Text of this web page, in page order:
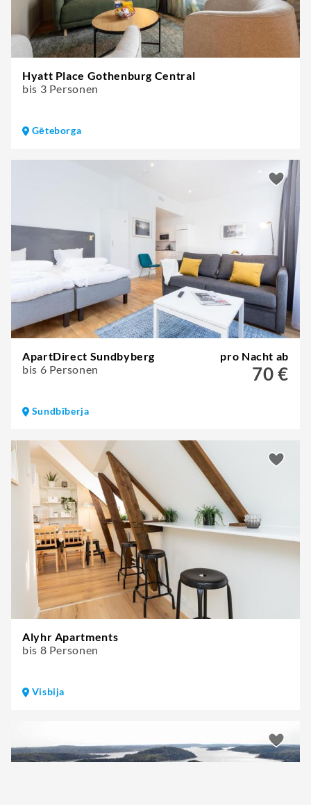
Hyatt Place Gothenburg Central
bis 3 Personen
Gēteborga
ApartDirect Sundbyberg
bis 6 Personen
pro Nacht ab
70 €
Sundbīberja
Alyhr Apartments
bis 8 Personen
Visbija